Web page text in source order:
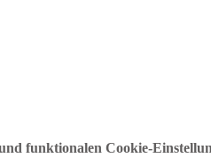
funktionalen Cookie-